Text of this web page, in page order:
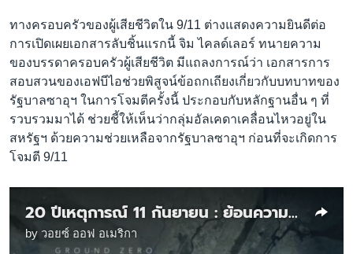
ทางครอบครัวของผู้เสียชีวิตใน 9/11 ต่างแสดงความยินดีต่อ
การเปิดเผยเอกสารลับชิ้นแรกนี้ จิม ไคลด์เลอร์ ทนายความ
ของบรรดาครอบครัวผู้เสียชีวิต มีแถลงการณ์ว่า เอกสารการ
สอบสวนของเอฟบีไอช่วยพิสูจน์ข้อถกเถียงเกี่ยวกับบทบาทของ
รัฐบาลซาอุฯ ในการโจมตีครั้งนี้ ประกอบกับหลักฐานอื่น ๆ ที่
รวบรวมมาได้ ช่วยชี้ให้เห็นว่ากลุ่มอัลเคดาเคลื่อนไหวอยู่ใน
สหรัฐฯ ด้วยความช่วยเหลือจากรัฐบาลซาอุฯ ก่อนที่จะเกิดการ
โจมตี 9/11
20 ปีเหตุการณ์ 11 กันยายน : ย้อนความทรงจำ‘ผู้รอดตาย'คนไทยในตึกเวิร์ลเทรดฯ
by วอยซ์ ออฟ อเมริกา